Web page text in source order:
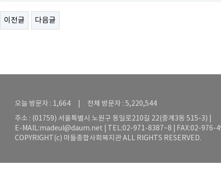
이전글 다음글
오늘 방문자 : 1,664 | 전체 방문자 : 5,220,544
주소 : (01759) 서울특별시 노원구 동일로210길 22(중계3동 515-3) |
E-MAIL:madeul@daum.net | TEL:02-971-8387~8 | FAX:02-976-
COPYRIGHT(c) 마들종합사회복지관 ALL RIGHTS RESERVED.